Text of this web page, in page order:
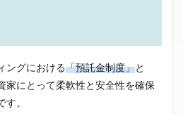
ングにおける「預託金制度」と
家にとって柔軟性と安全性を確保
す。